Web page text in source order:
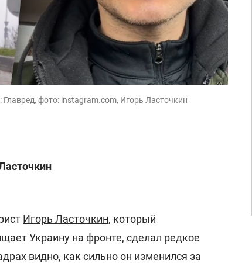
фото: instagram.com, Игорь Ласточкин
Игорь Ласточкин, который
Украину на фронте, сделал редкое
видно, как сильно он изменился за